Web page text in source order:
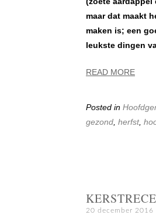
maar dat maakt
maken is; een
leukste dingen
READ MORE
Posted in
gezond, herfst,
20 december 2016